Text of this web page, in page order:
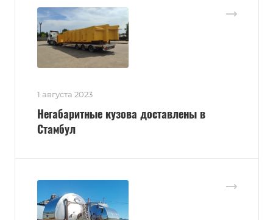
1 августа 2023
Негабаритные кузова доставлены в
Стамбул